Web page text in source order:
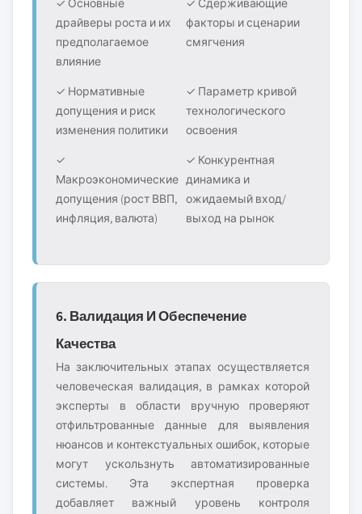
✓ Основные
драйверы роста и их
предполагаемое
влияние
✓ Сдерживающие
факторы и сценарии
смягчения
✓ Нормативные
допущения и риск
изменения политики
✓ Параметр кривой
технологического
освоения
✓
Макроэкономические
допущения (рост ВВП,
инфляция, валюта)
✓ Конкурентная
динамика и
ожидаемый вход/
выход на рынок
6. Валидация И Обеспечение
Качества
На заключительных этапах осуществляется
человеческая валидация, в рамках которой
эксперты в области вручную проверяют
отфильтрованные данные для выявления
нюансов и контекстуальных ошибок, которые
могут ускользнуть автоматизированные
системы. Эта экспертная проверка
добавляет важный уровень контроля